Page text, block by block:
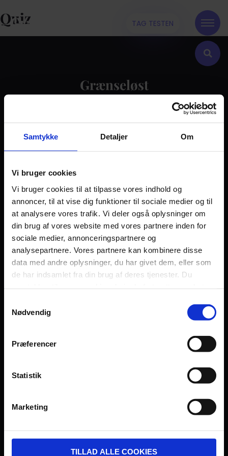
Samtykke Detaljer Om
Vi bruger cookies
Vi bruger cookies til at tilpasse vores indhold og
annoncer, til at vise dig funktioner til sociale medier og til
at analysere vores trafik. Vi deler også oplysninger om
din brug af vores website med vores partnere inden for
sociale medier, annonceringspartnere og
analysepartnere. Vores partnere kan kombinere disse
data med andre oplysninger, du har givet dem, eller som
de har indsamlet fra din brug af deres tjenester. Du
Nødvendig
Præferencer
Statistik
Marketing
TILLAD ALLE COOKIES
TAG TESTEN
Quiz
Grænseløst
Kontakt
Dilemma
Stories & Viden
Pårørende
Find støtte
Om os
Persondatapolitik
Fagområde